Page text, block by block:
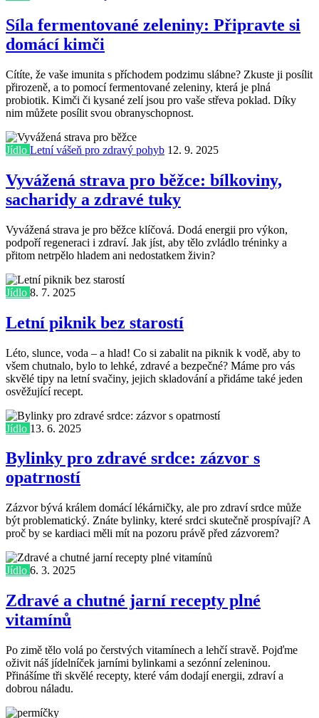
Síla fermentované zeleniny: Připravte si
domácí kimči
Cítíte, že vaše imunita s příchodem podzimu slábne? Zkuste ji posílit
přirozeně, a to pomocí fermentované zeleniny, která je plná
probiotik. Kimči či kysané zelí jsou pro vaše střeva poklad. Díky
nim můžete posílit svou obranyschopnost.
Jídlo Letní vášeň pro zdravý pohyb 12. 9. 2025
Vyvážená strava pro běžce: bílkoviny,
sacharidy a zdravé tuky
Vyvážená strava je pro běžce klíčová. Dodá energii pro výkon,
podpoří regeneraci i zdraví. Jak jíst, aby tělo zvládlo tréninky a
přitom netrpělo hladem ani nedostatkem živin?
Jídlo 8. 7. 2025
Letní piknik bez starostí
Léto, slunce, voda – a hlad! Co si zabalit na piknik k vodě, aby to
všem chutnalo, bylo to lehké, zdravé a bezpečné? Máme pro vás
skvělé tipy na letní svačiny, jejich skladování a přidáme také jeden
osvěžující recept.
Jídlo 13. 6. 2025
Bylinky pro zdravé srdce: zázvor s
opatrností
Zázvor bývá králem domácí lékárničky, ale pro zdraví srdce může
být problematický. Znáte bylinky, které srdci skutečně prospívají? A
proč by se kardiaci měli mít na pozoru právě před zázvorem?
Jídlo 6. 3. 2025
Zdravé a chutné jarní recepty plné
vitamínů
Po zimě tělo volá po čerstvých vitamínech a lehčí stravě. Pojďme
oživit náš jídelníček jarními bylinkami a sezónní zeleninou.
Přinášíme tři skvělé recepty, které vám dodají energii, zdraví a
dobrou náladu.